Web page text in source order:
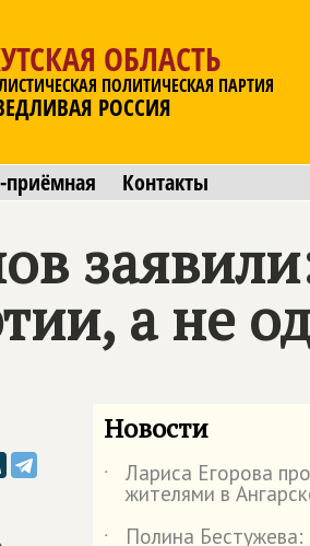
ОБЛАСТЬ
ПОЛИТИЧЕСКАЯ ПАРТИЯ
РОССИЯ
приёмная Контакты
а не
Новости
˙ Лариса Егорова
жителями в
Полина